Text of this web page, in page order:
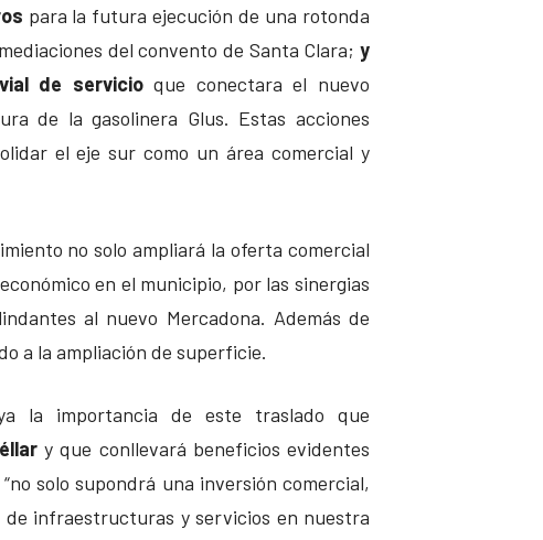
para la futura ejecución de una rotonda
del convento de Santa Clara; y
de servicioque conectara el nuevo
de la gasolinera Glus. Estas acciones
el eje sur como un área comercial y
no solo ampliará la oferta comercial
en el municipio, por las sinergias
al nuevo Mercadona. Además de
a la ampliación de superficie.
la importancia de este traslado que
y que conllevará beneficios evidentes
solo supondrá una inversión comercial,
infraestructuras y servicios en nuestra